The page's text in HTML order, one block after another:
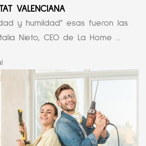
VALENCIANA
y humildad" esas fueron las
Nieto, CEO de La Home ...